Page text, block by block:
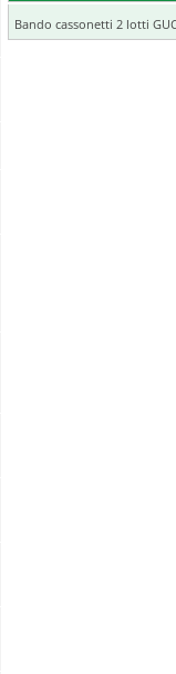
Bando cassonetti 2 lotti